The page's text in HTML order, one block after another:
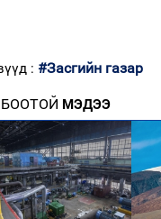
: #Засгийн газар
МЭДЭЭ